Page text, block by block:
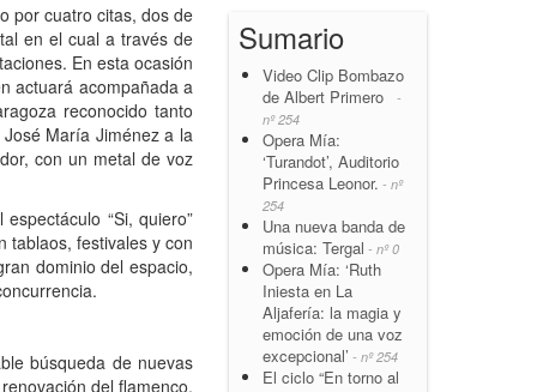
por cuatro citas, dos de
en el cual a través de
En esta ocasión
actuará acompañada a
reconocido tanto
María Jiménez a la
con un metal de voz
“Si, quiero”
tablaos, festivales y con
dominio del espacio,
búsqueda de nuevas
del flamenco.
Sumario
Video Clip Bombazo
de Albert Primero
-
nº 254
Opera Mía:
‘Turandot’, Auditorio
Princesa Leonor. - nº
254
Una nueva banda de
música: Tergal - nº 0
Opera Mía: ‘Ruth
Iniesta en La
Aljafería: la magia y
emoción de una voz
excepcional’ - nº 254
El ciclo “En torno al